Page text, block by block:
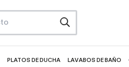
PLATOS DE DUCHA LAVABOS DE BAÑO